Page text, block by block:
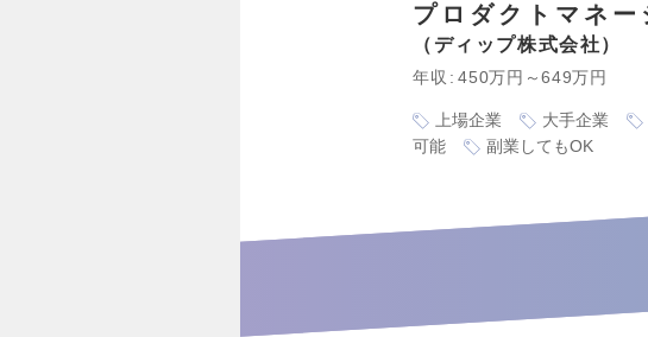
プロダクトマネー
ディップ株式会社
年収 450万円～649万円
上場企業 大手企業
可能
副業してもOK